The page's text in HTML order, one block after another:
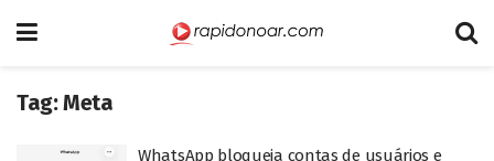
Tag:Meta
WhatsApp bloqueia contas de usuários e